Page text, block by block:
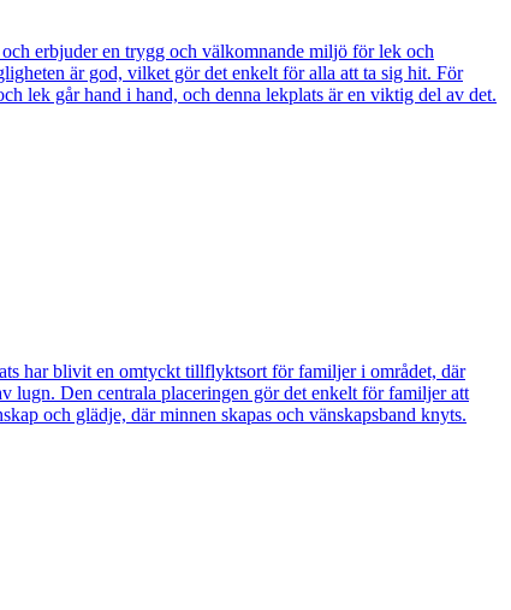
erbjuder en trygg och välkomnande miljö för lek och
är god, vilket gör det enkelt för alla att ta sig hit. För
lek går hand i hand, och denna lekplats är en viktig del av det.
har blivit en omtyckt tillflyktsort för familjer i området, där
lugn. Den centrala placeringen gör det enkelt för familjer att
och glädje, där minnen skapas och vänskapsband knyts.